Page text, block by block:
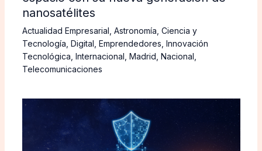
nanosatélites
Actualidad Empresarial Astronomía Ciencia y
Tecnología Digital Emprendedores Innovación
Tecnológica Internacional Madrid Nacional
Telecomunicaciones